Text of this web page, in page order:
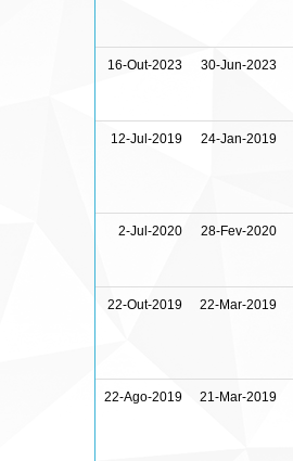
16-Out-2023 30-Jun-2023
12-Jul-2019 24-Jan-2019
2-Jul-2020 28-Fev-2020
22-Out-2019 22-Mar-2019
22-Ago-2019 21-Mar-2019